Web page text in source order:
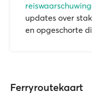
updates over
en opgeschorte
Ferryroutekaart